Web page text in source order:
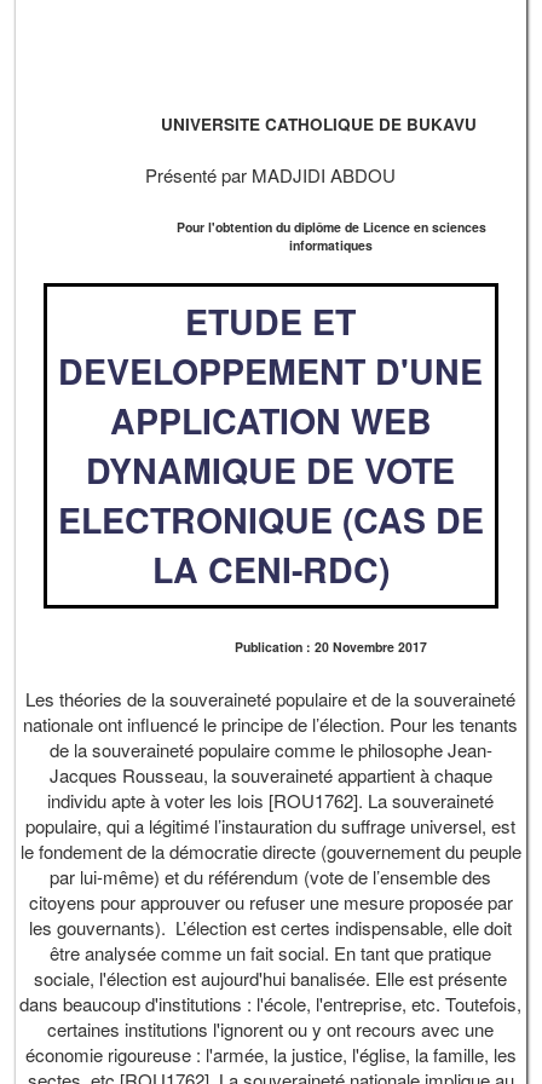
UNIVERSITE CATHOLIQUE DE BUKAVU
Présenté par MADJIDI ABDOU
Pour l'obtention du diplôme de Licence en sciences
informatiques
ETUDE ET
DEVELOPPEMENT D'UNE
APPLICATION WEB
DYNAMIQUE DE VOTE
ELECTRONIQUE (CAS DE
LA CENI-RDC)
Publication : 20 Novembre 2017
Les théories de la souveraineté populaire et de la souveraineté
nationale ont influencé le principe de l’élection. Pour les tenants
de la souveraineté populaire comme le philosophe Jean-
Jacques Rousseau, la souveraineté appartient à chaque
individu apte à voter les lois [ROU1762]. La souveraineté
populaire, qui a légitimé l’instauration du suffrage universel, est
le fondement de la démocratie directe (gouvernement du peuple
par lui-même) et du référendum (vote de l’ensemble des
citoyens pour approuver ou refuser une mesure proposée par
les gouvernants). L’élection est certes indispensable, elle doit
être analysée comme un fait social. En tant que pratique
sociale, l'élection est aujourd'hui banalisée. Elle est présente
dans beaucoup d'institutions : l'école, l'entreprise, etc. Toutefois,
certaines institutions l'ignorent ou y ont recours avec une
économie rigoureuse : l'armée, la justice, l'église, la famille, les